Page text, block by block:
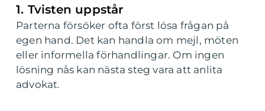
1. Tvisten uppstår
Parterna försöker ofta först lösa frågan på
egen hand. Det kan handla om mejl, möten
eller informella förhandlingar. Om ingen
lösning nås kan nästa steg vara att anlita
advokat.